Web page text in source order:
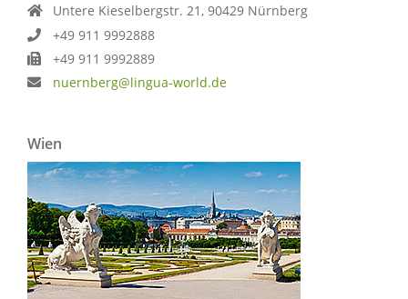
Untere Kieselbergstr. 21, 90429 Nürnberg
+49 911 9992888
+49 911 9992889
nuernberg@lingua-world.de
Wien